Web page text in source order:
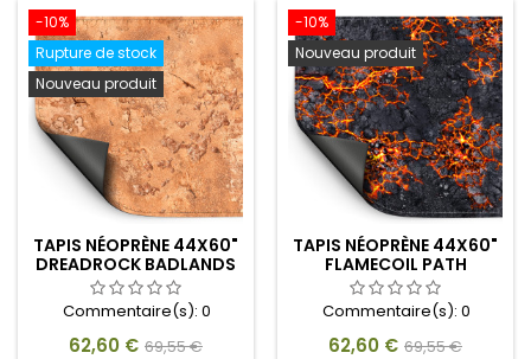
-10%
Rupture de stock
Nouveau produit
TAPIS NÉOPRÈNE 44X60"
DREADROCK BADLANDS
Commentaire(s): 0
Prix
62,60 € Prix
69,55 €
-10%
Nouveau produit
TAPIS NÉOPRÈNE 44X60"
FLAMECOIL PATH
Commentaire(s): 0
Prix
62,60 € Prix
69,55 €